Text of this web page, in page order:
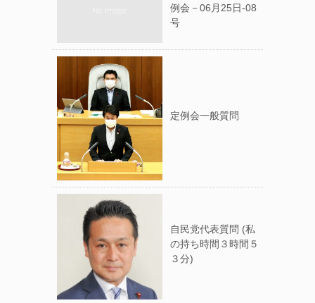
例会－06月25日-08
号
定例会一般質問
自民党代表質問 (私
の持ち時間３時間５
３分)